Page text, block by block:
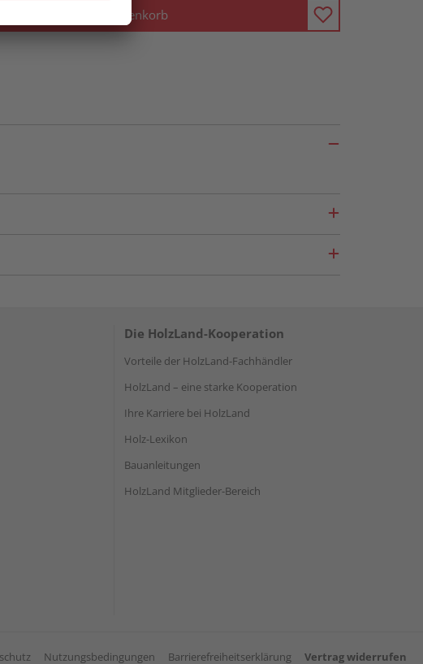
In den Warenkorb
Die HolzLand-Kooperation
Vorteile der HolzLand-Fachhändler
HolzLand – eine starke Kooperation
Ihre Karriere bei HolzLand
Holz-Lexikon
Bauanleitungen
HolzLand Mitglieder-Bereich
Nutzungsbedingungen Barrierefreiheitserklärung Vertrag widerrufen